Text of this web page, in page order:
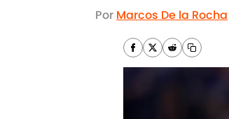
Por Marcos De la Rocha